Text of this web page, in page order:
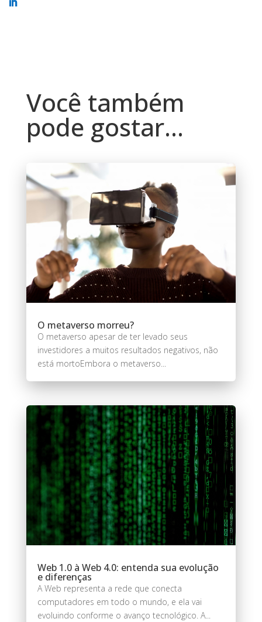
Você também
pode gostar…
O metaverso morreu?
O metaverso apesar de ter levado seus
investidores a muitos resultados negativos, não
está mortoEmbora o metaverso...
Web 1.0 à Web 4.0: entenda sua evolução
e diferenças
A Web representa a rede que conecta
computadores em todo o mundo, e ela vai
evoluindo conforme o avanço tecnológico. A...